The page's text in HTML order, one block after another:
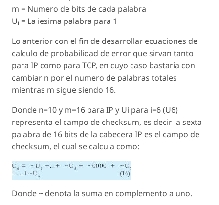
m = Numero de bits de cada palabra
Ui = La iesima palabra para 1
Lo anterior con el fin de desarrollar ecuaciones de
calculo de probabilidad de error que sirvan tanto
para IP como para TCP, en cuyo caso bastaría con
cambiar n por el numero de palabras totales
mientras m sigue siendo 16.
Donde n=10 y m=16 para IP y Ui para i=6 (U6)
representa el campo de checksum, es decir la sexta
palabra de 16 bits de la cabecera IP es el campo de
checksum, el cual se calcula como:
Donde ~ denota la suma en complemento a uno.